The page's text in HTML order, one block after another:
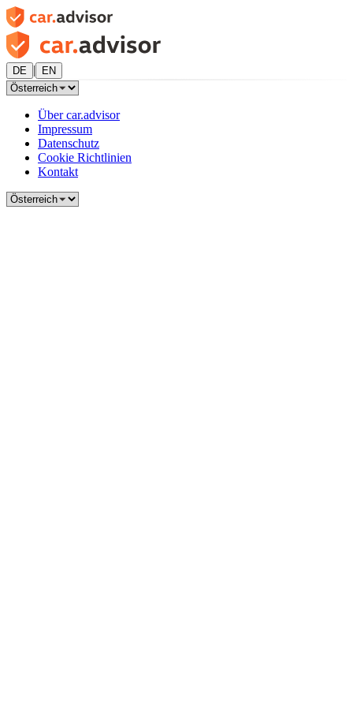
DE | EN
Über car.advisor
Impressum
Datenschutz
Cookie Richtlinien
Kontakt